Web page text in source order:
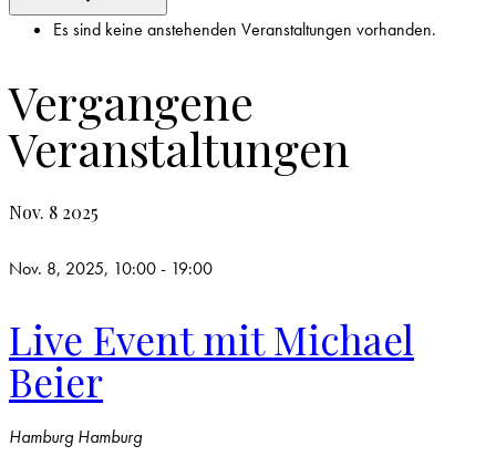
Es sind keine anstehenden Veranstaltungen vorhanden.
Vergangene
Veranstaltungen
Nov. 8 2025
Nov. 8, 2025, 10:00- 19:00
Live Event mit Michael
Beier
Hamburg Hamburg